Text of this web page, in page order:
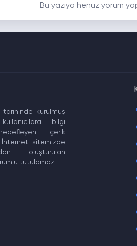
Bu yazıya henüz yorum
tarihinde kurulmuş
bilgi
içerik
İnternet sitemizde
oluşturulan
tutulamaz.